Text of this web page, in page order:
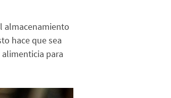
almacenamiento
hace que sea
para